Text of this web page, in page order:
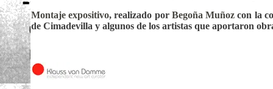
Montaje expositivo, realizado por Begoña Muñoz con la
de Cimadevilla y algunos de los artistas que aportaron